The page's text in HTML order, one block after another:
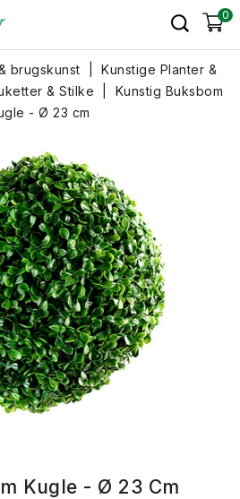
0
brugskunst
Kunstige Planter &
& Stilke
Kunstig Buksbom
- Ø 23 cm
Kugle - Ø 23 Cm